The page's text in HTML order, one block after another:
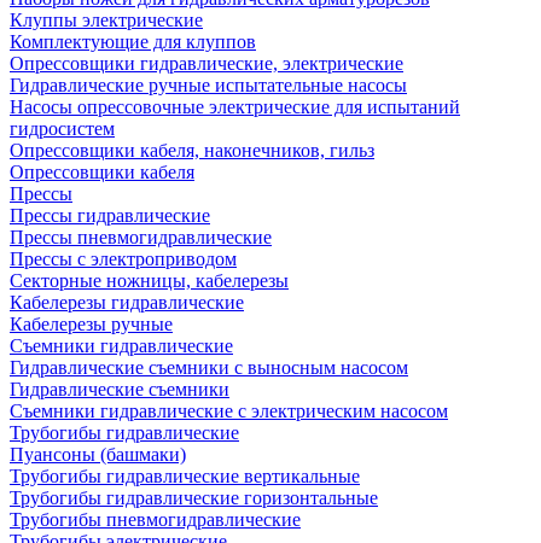
Клуппы электрические
Комплектующие для клуппов
Опрессовщики гидравлические, электрические
Гидравлические ручные испытательные насосы
Насосы опрессовочные электрические для испытаний
гидросистем
Опрессовщики кабеля, наконечников, гильз
Опрессовщики кабеля
Прессы
Прессы гидравлические
Прессы пневмогидравлические
Прессы с электроприводом
Секторные ножницы, кабелерезы
Кабелерезы гидравлические
Кабелерезы ручные
Съемники гидравлические
Гидравлические cъемники с выносным насосом
Гидравлические съемники
Съемники гидравлические с электрическим насосом
Трубогибы гидравлические
Пуансоны (башмаки)
Трубогибы гидравлические вертикальные
Трубогибы гидравлические горизонтальные
Трубогибы пневмогидравлические